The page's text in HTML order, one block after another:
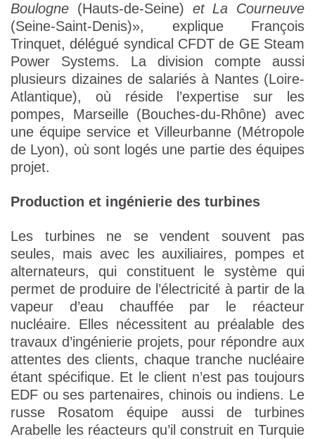
Boulogne (Hauts-de-Seine) et La Courneuve
(Seine-Saint-Denis)», explique François
Trinquet, délégué syndical CFDT de GE Steam
Power Systems. La division compte aussi
plusieurs dizaines de salariés à Nantes (Loire-
Atlantique), où réside l’expertise sur les
pompes, Marseille (Bouches-du-Rhône) avec
une équipe service et Villeurbanne (Métropole
de Lyon), où sont logés une partie des équipes
projet.
Production et ingénierie des turbines
Les turbines ne se vendent souvent pas
seules, mais avec les auxiliaires, pompes et
alternateurs, qui constituent le système qui
permet de produire de l’électricité à partir de la
vapeur d’eau chauffée par le réacteur
nucléaire. Elles nécessitent au préalable des
travaux d’ingénierie projets, pour répondre aux
attentes des clients, chaque tranche nucléaire
étant spécifique. Et le client n’est pas toujours
EDF ou ses partenaires, chinois ou indiens. Le
russe Rosatom équipe aussi de turbines
Arabelle les réacteurs qu’il construit en Turquie